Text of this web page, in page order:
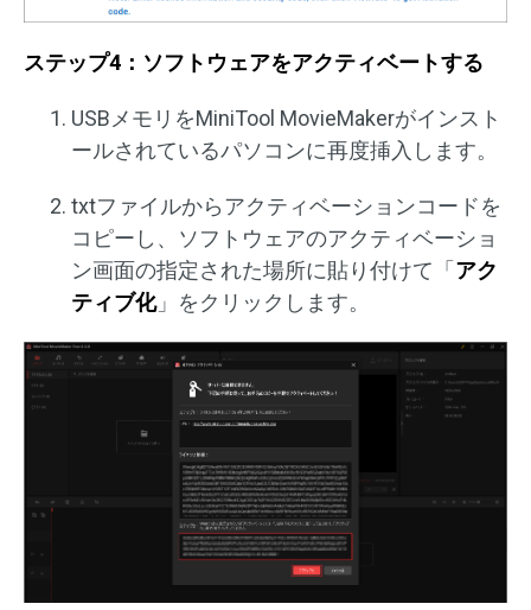
ステップ4：ソフトウェアをアクティベートする
USBメモリをMiniTool MovieMakerがインスト
ールされているパソコンに再度挿入します。
txtファイルからアクティベーションコードを
コピーし、ソフトウェアのアクティベーショ
ン画面の指定された場所に貼り付けて「アク
ティブ化」をクリックします。